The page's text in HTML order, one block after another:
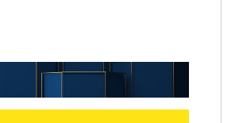
홍서범♥조갑경, 아들 불륜 사
과 후 근황…밝은 미소